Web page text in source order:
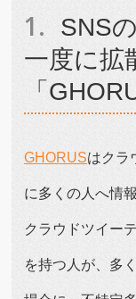
SNS
一度に拡
「
GHORUSはクラ
に多くの人へ情
クラウドツイー
を持つ人が、多